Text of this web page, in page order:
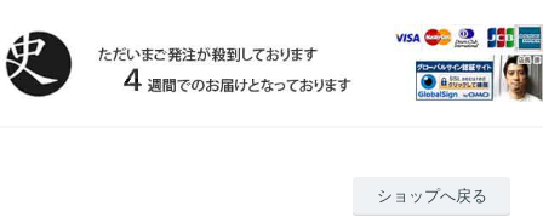
ショップへ戻る